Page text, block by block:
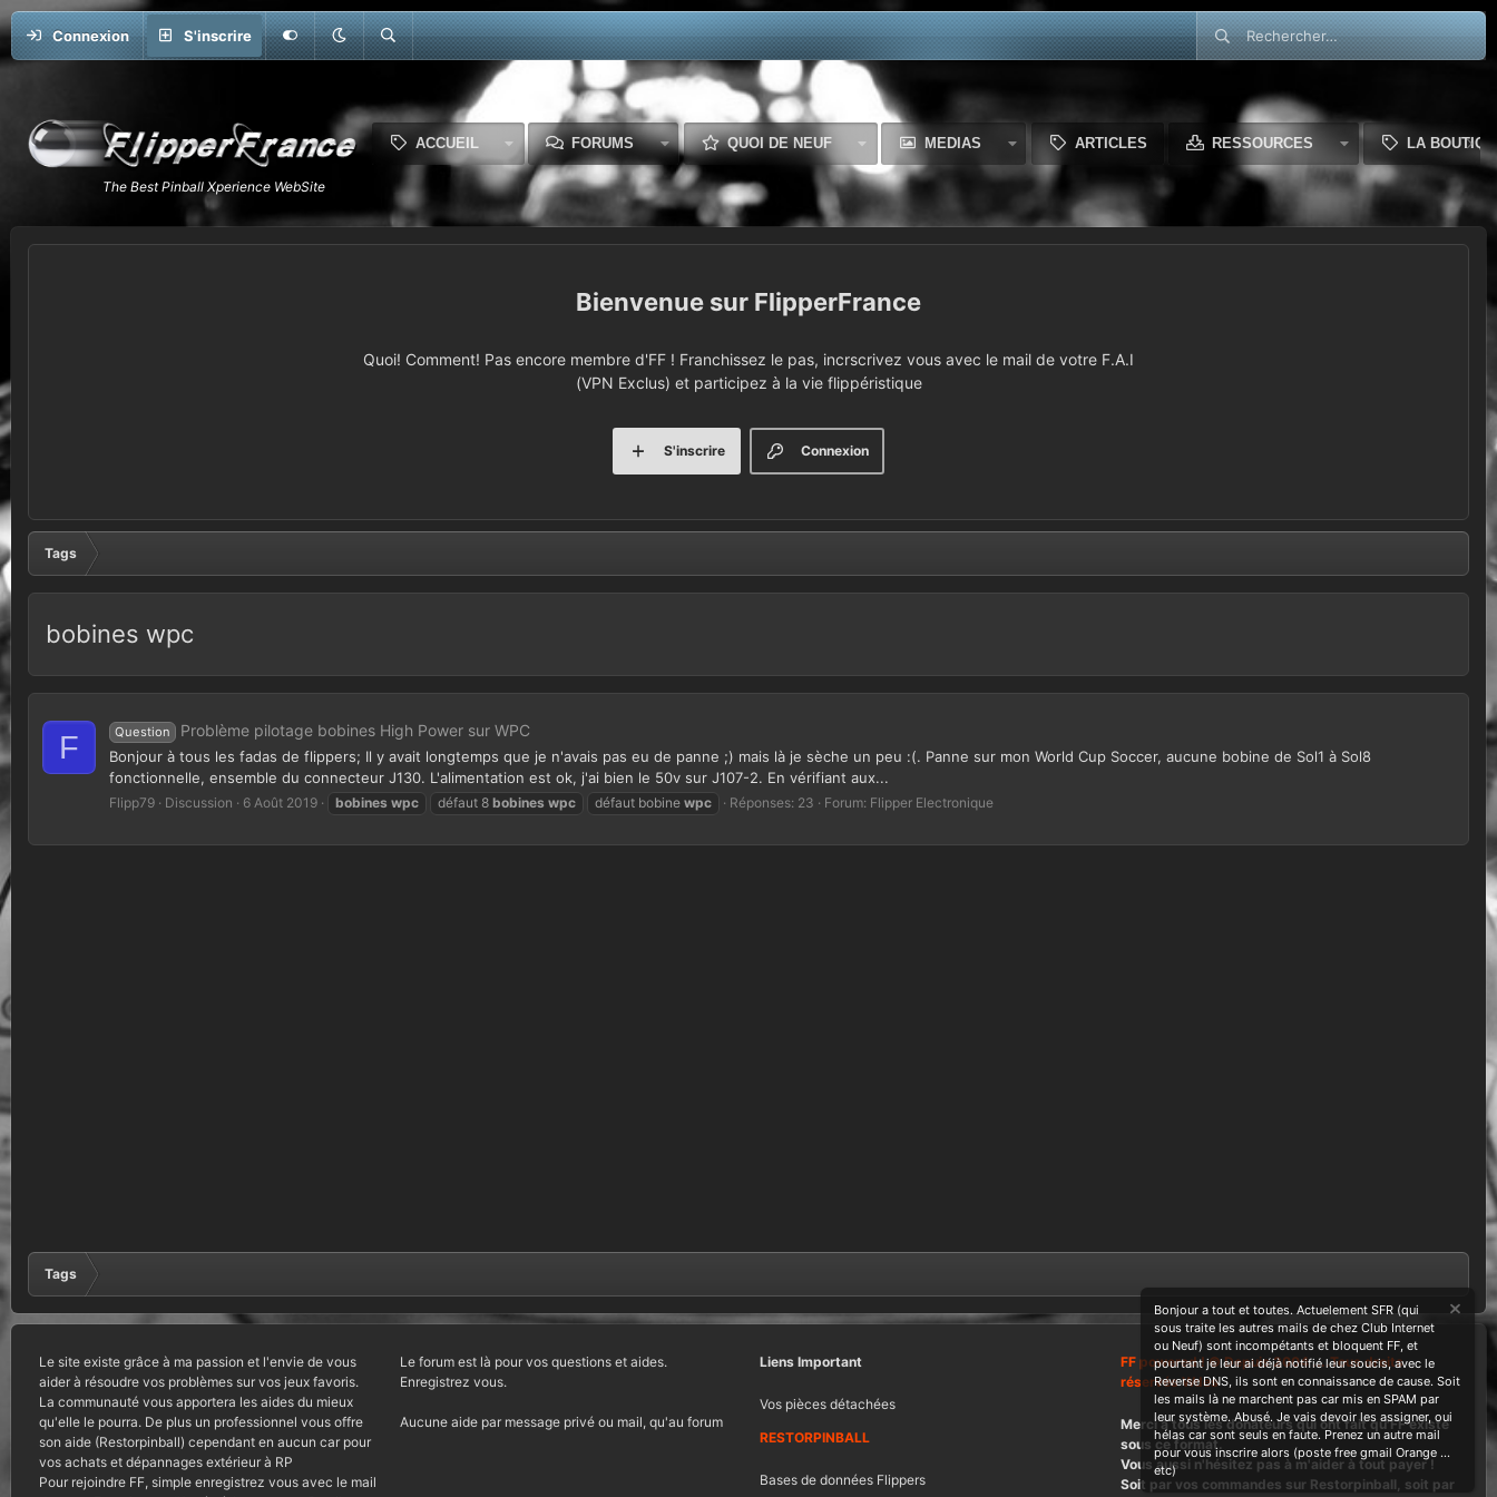
Connexion S'inscrire
ACCUEIL FORUMS QUOI DE NEUF MEDIAS ARTICLES RESSOURCES LA
FlipperFrance
Quoi! Comment! Pas encore membre d'FF ! Franchissez le pas, incrscrivez vous avec le mail de votre F.A.I
(VPN Exclus) et participez à la vie flippéristique
Connexion
S'inscrire
Tags
bobines wpc
F Question Problème pilotage bobines High Power sur WPC
Bonjour à tous les fadas de flippers; Il y avait longtemps que je n'avais pas eu de panne ;) mais là je sèche un peu :(. Panne sur mon World Cup Soccer, aucune bobine de Sol1 à Sol8
fonctionnelle, ensemble du connecteur J130. L'alimentation est ok, j'ai bien le 50v sur J107-2. En vérifiant aux...
Flipp79 Discussion 6 Août 2019 bobines wpc défaut 8 bobines wpc défaut bobine wpc Réponses: 23 Forum: Flipper Electronique
Tags
Le site existe grâce à ma passion et l'envie de vous
aider à résoudre vos problèmes sur vos jeux favoris.
La communauté vous apportera les aides du mieux
qu'elle le pourra. De plus un professionnel vous offre
son aide (Restorpinball) cependant en aucun car pour
vos achats et dépannages extérieur à RP
Pour rejoindre FF, simple enregistrez vous avec le mail
Le forum est là pour vos questions et aides.
Enregistrez vous.
Aucune aide par message privé ou mail, qu'au forum
Liens Important
Vos pièces détachées
RESTORPINBALL
Bases de données Flippers
FF powered ! © Depuis 2004 ....Tous droits
réservés Wdes
Merci à tous les donateurs qui ont fait qu'FF existe
sous ce format.
Vous aussi n'hésitez pas à m'aider à tout payer !
Soit par vos commandes sur Restorpinball, soit par
Bonjour a tout et toutes. Actuelement SFR (qui
sous traite les autres mails de chez Club Internet
ou Neuf) sont incompétants et bloquent FF, et
pourtant je leur ai déjà notifié leur soucis, avec le
Reverse DNS, ils sont en connaissance de cause. Soit
les mails là ne marchent pas car mis en SPAM par
leur système. Abusé. Je vais devoir les assigner, oui
hélas car sont seuls en faute. Prenez un autre mail
pour vous inscrire alors (poste free gmail Orange ...
etc)